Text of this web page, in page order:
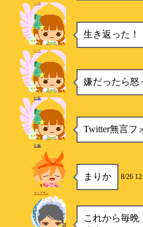
仁瘉
生き返った！
仁瘉
嫌だったら
仁瘉
Twitter無言フ
仁瘉
まりか 8/26
ヤﾏアﾗシ
これから毎